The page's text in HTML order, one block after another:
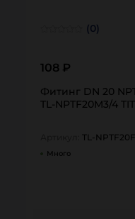
(0)
108 ₽
Фитинг DN 20
TL-NPTF20M3/4
TL-
Много